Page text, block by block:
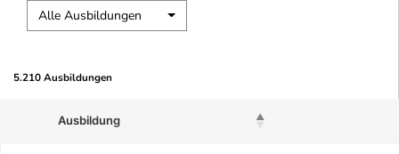
Alle Ausbildungen
5.210 Ausbildungen
Ausbildung